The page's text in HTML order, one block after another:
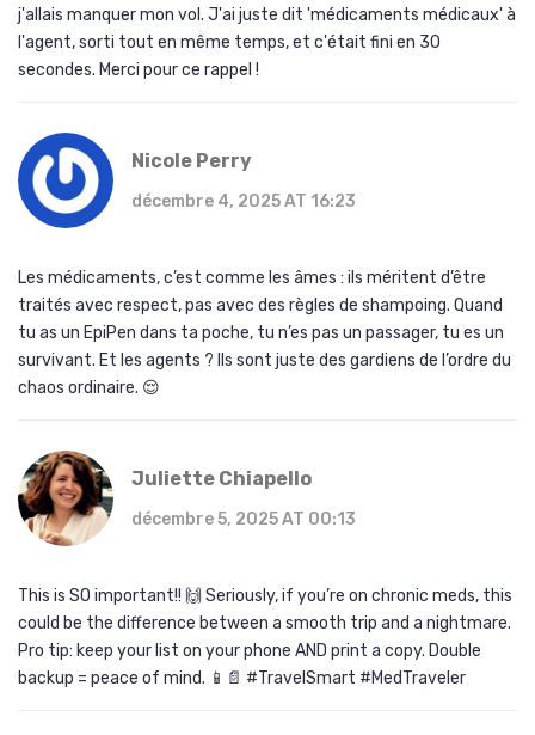
j'allais manquer mon vol. J'ai juste dit 'médicaments médicaux' à
l'agent, sorti tout en même temps, et c'était fini en 30
secondes. Merci pour ce rappel !
Nicole Perry
décembre 4, 2025 AT 16:23
Les médicaments, c’est comme les âmes : ils méritent d’être
traités avec respect, pas avec des règles de shampoing. Quand
tu as un EpiPen dans ta poche, tu n’es pas un passager, tu es un
survivant. Et les agents ? Ils sont juste des gardiens de l’ordre du
chaos ordinaire. 😌
Juliette Chiapello
décembre 5, 2025 AT 00:13
This is SO important!! 🙌 Seriously, if you’re on chronic meds, this
could be the difference between a smooth trip and a nightmare.
Pro tip: keep your list on your phone AND print a copy. Double
backup = peace of mind. 📱📄 #TravelSmart #MedTraveler